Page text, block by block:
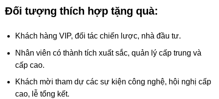
Đối tượng thích hợp tặng quà:
Khách hàng VIP, đối tác chiến lược, nhà đầu tư.
Nhân viên có thành tích xuất sắc, quản lý cấp trung và
cấp cao.
Khách mời tham dự các sự kiện công nghệ, hội nghị cấp
cao, lễ tổng kết.